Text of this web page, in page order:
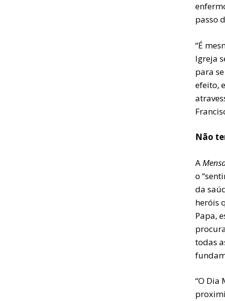
passo
“É
Igreja
para
efeito,
Não
A
o
da
heróis
Papa,
todas
“O Dia